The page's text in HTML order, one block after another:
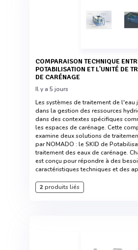
COMPARAISON TECHNIQUE ENTRE LE SKID DE
POTABILISATION ET L'UNITÉ DE
DE CARÉNAGE
Il y a 5 jours
Les systèmes de traitement de
dans la gestion des ressources
dans des contextes spécifiques
les espaces de carénage. Cette
examine deux solutions de
par NOMADO : le SKID de
traitement des eaux de carénage.
est conçu pour répondre à des
caractéristiques techniques et des
2produits liés